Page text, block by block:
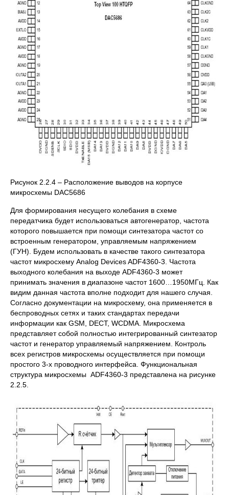
Рисунок 2.2.4 – Расположение выводов на корпусе
микросхемы DAC5686
Для формирования несущего колебания в схеме
передатчика будет использоваться автогенератор, частота
которого повышается при помощи синтезатора частот со
встроенным генератором, управляемым напряжением
(ГУН). Будем использовать в качестве такого синтезатора
частот микросхему Analog Devices ADF4360-3. Частота
выходного колебания на выходе ADF4360-3 может
принимать значения в диапазоне частот 1600…1950МГц. Как
видим данная частота вполне подходит для нашего случая.
Согласно документации на микросхему, она применяется в
беспроводных сетях и таких стандартах передачи
информации как GSM, DECT, WCDMA. Микросхема
представляет собой полностью интегрированный синтезатор
частот и генератор управляемый напряжением. Контроль
всех регистров микросхемы осуществляется при помощи
простого 3-х проводного интерфейса. Функциональная
структура микросхемы ADF4360-3 представлена на рисунке
2.2.5.